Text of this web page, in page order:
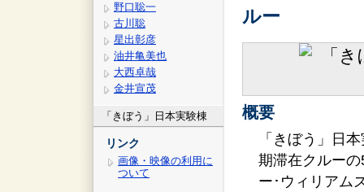
野口聡一
古川聡
星出彰彦
油井亀美也
大西卓哉
金井宣茂
「きぼう」日本実験棟
リンク
画像・映像の利用に
ついて
ルー
概要
「きぼう」日
期滞在クルー
ー･ウィリアム